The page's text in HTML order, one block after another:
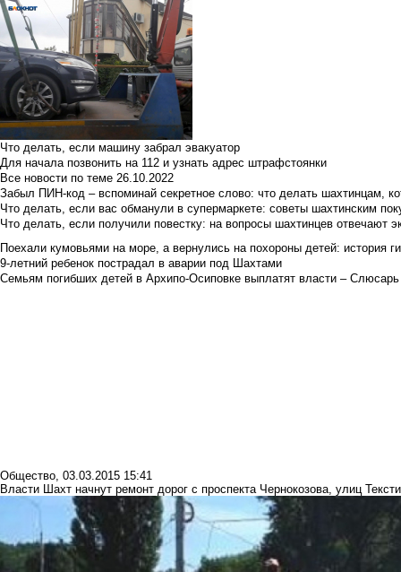
Что делать, если машину забрал эвакуатор
Для начала позвонить на 112 и узнать адрес штрафстоянки
Все новости по теме 26.10.2022
Забыл ПИН-код – вспоминай секретное слово: что делать шахтинцам,
Что делать, если вас обманули в супермаркете: советы шахтинским
Что делать, если получили повестку: на вопросы шахтинцев отвечают
Поехали кумовьями на море, а вернулись на похороны детей: история
9-летний ребенок пострадал в аварии под Шахтами
Семьям погибших детей в Архипо-Осиповке выплатят власти – Слюсарь
Общество, 03.03.2015 15:41
Власти Шахт начнут ремонт дорог с проспекта Чернокозова, улиц